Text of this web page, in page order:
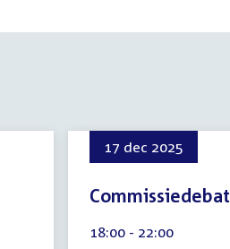
17 dec 2025
Commissiedebat
augustus
Tijd
18:00 - 22:00